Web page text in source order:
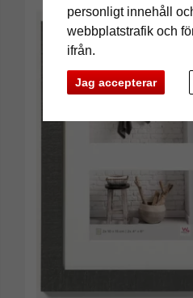
personligt innehåll
webbplatstrafik och
ifrån.
Jag accepterar